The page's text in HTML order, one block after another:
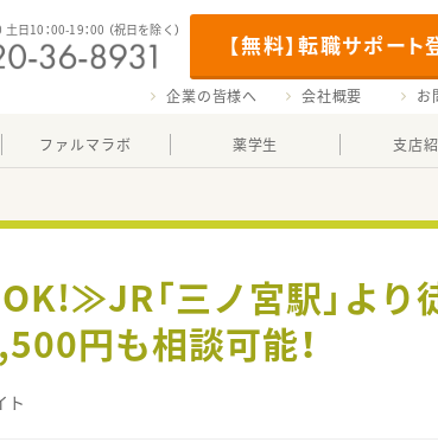
【無料】転職サポート
土日10：00-19：00 （祝日を除く）
企業の皆様へ 会社概要 お
ファルマラボ 薬学生 支店
「三ノ宮駅」より
円も相談可能！
ト